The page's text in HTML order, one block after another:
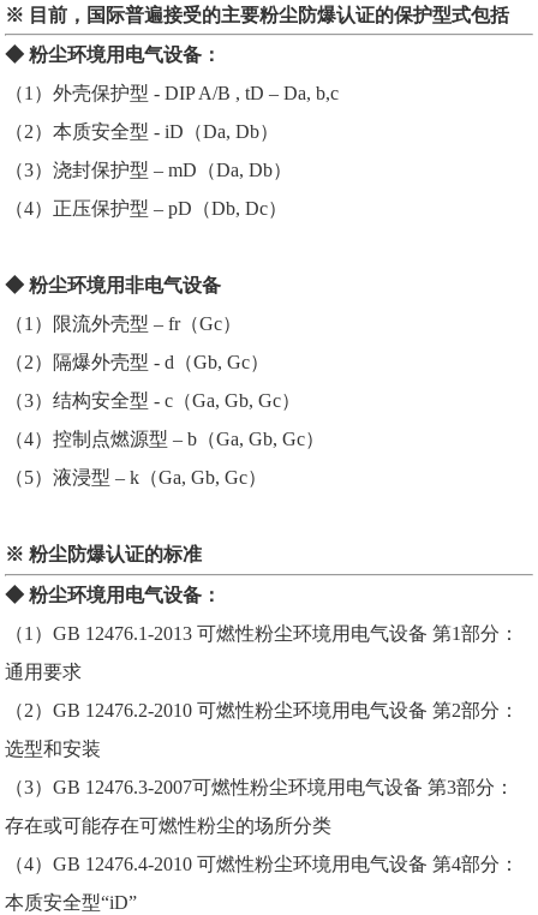
※ 目前，国际普遍接受的主要粉尘防爆认证的保护型式包括
◆ 粉尘环境用电气设备：
（1）外壳保护型 - DIP A/B , tD – Da, b,c
（2）本质安全型 - iD（Da, Db）
（3）浇封保护型 – mD（Da, Db）
（4）正压保护型 – pD（Db, Dc）
◆ 粉尘环境用非电气设备
（1）限流外壳型 – fr（Gc）
（2）隔爆外壳型 - d（Gb, Gc）
（3）结构安全型 - c（Ga, Gb, Gc）
（4）控制点燃源型 – b（Ga, Gb, Gc）
（5）液浸型 – k（Ga, Gb, Gc）
※ 粉尘防爆认证的标准
◆ 粉尘环境用电气设备：
（1）GB 12476.1-2013 可燃性粉尘环境用电气设备 第1部分：
通用要求
（2）GB 12476.2-2010 可燃性粉尘环境用电气设备 第2部分：
选型和安装
（3）GB 12476.3-2007可燃性粉尘环境用电气设备 第3部分：
存在或可能存在可燃性粉尘的场所分类
（4）GB 12476.4-2010 可燃性粉尘环境用电气设备 第4部分：
本质安全型“iD”